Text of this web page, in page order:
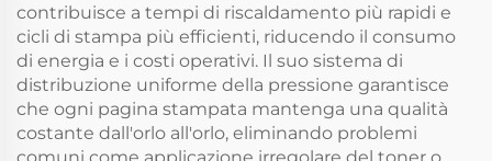
contribuisce a tempi di riscaldamento più rapidi e
cicli di stampa più efficienti, riducendo il consumo
di energia e i costi operativi. Il suo sistema di
distribuzione uniforme della pressione garantisce
che ogni pagina stampata mantenga una qualità
costante dall'orlo all'orlo, eliminando problemi